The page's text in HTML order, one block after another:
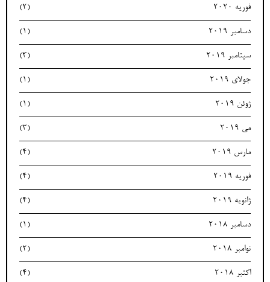
فوریه 2020 (2)
دسامبر 2019 (1)
سپتامبر 2019 (3)
جولای 2019 (1)
ژوئن 2019 (1)
می 2019 (3)
مارس 2019 (4)
فوریه 2019 (4)
ژانویه 2019 (4)
دسامبر 2018 (1)
نوامبر 2018 (2)
اکتبر 2018 (4)